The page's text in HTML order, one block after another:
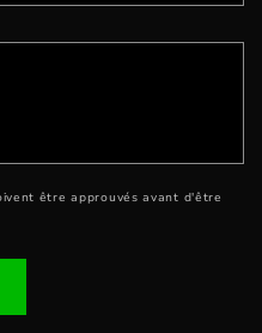
être approuvés avant d'être